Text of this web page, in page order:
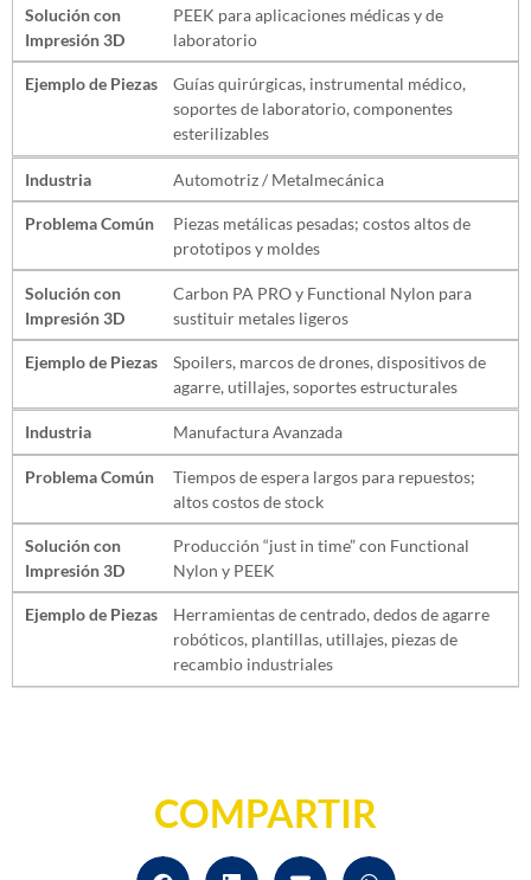
Solución con
Impresión 3D
PEEK para aplicaciones médicas y de
laboratorio
Ejemplo de Piezas
Guías quirúrgicas, instrumental médico,
soportes de laboratorio, componentes
esterilizables
Industria Automotriz / Metalmecánica
Problema Común
Piezas metálicas pesadas; costos altos de
prototipos y moldes
Solución con
Impresión 3D
Carbon PA PRO y Functional Nylon para
sustituir metales ligeros
Ejemplo de Piezas
Spoilers, marcos de drones, dispositivos de
agarre, utillajes, soportes estructurales
Industria Manufactura Avanzada
Problema Común
Tiempos de espera largos para repuestos;
altos costos de stock
Solución con
Impresión 3D
Producción “just in time” con Functional
Nylon y PEEK
Ejemplo de Piezas
Herramientas de centrado, dedos de agarre
robóticos, plantillas, utillajes, piezas de
recambio industriales
COMPARTIR